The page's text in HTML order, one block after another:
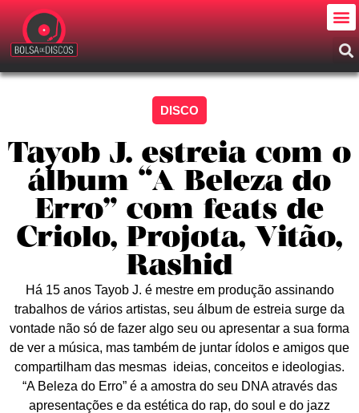
DISCO
Tayob J. estreia com o
álbum “A Beleza do
Erro” com feats de
Criolo, Projota, Vitão,
Rashid
Há 15 anos Tayob J. é mestre em produção assinando
trabalhos de vários artistas, seu álbum de estreia surge da
vontade não só de fazer algo seu ou apresentar a sua forma
de ver a música, mas também de juntar ídolos e amigos que
compartilham das mesmas ideias, conceitos e ideologias.
“A Beleza do Erro” é a amostra do seu DNA através das
apresentações e da estética do rap, do soul e do jazz